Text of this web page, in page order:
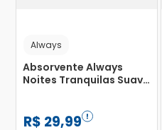
Always
Absorvente Always
Noites Tranquilas Suave
R$ 29,99